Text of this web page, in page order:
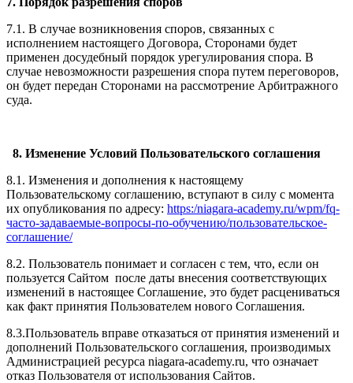
7.1. В случае возникновения споров, связанных с
исполнением настоящего Договора, Сторонами будет
применен досудебный порядок урегулирования спора. В
случае невозможности разрешения спора путем переговоров,
он будет передан Сторонами на рассмотрение Арбитражного
суда.
8. Изменение Условий Пользовательского соглашения
8.1. Изменения и дополнения к настоящему
Пользовательскому соглашению, вступают в силу с момента
их опубликования по адресу: https:/niagara-academy.ru/wpm/fq-
часто-задаваемые-вопросы-по-обучению/пользовательское-
соглашение/
8.2. Пользователь понимает и согласен с тем, что, если он
пользуется Сайтом после даты внесения соответствующих
изменений в настоящее Соглашение, это будет расцениваться
как факт принятия Пользователем нового Соглашения.
8.3.Пользователь вправе отказаться от принятия изменений и
дополнений Пользовательского соглашения, производимых
Администрацией ресурса niagara-academy.ru, что означает
отказ Пользователя от использования Сайтов.